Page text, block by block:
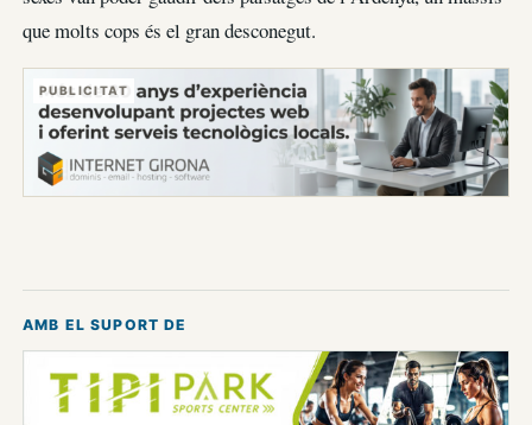
que molts cops és el gran desconegut.
PUBLICITAT
AMB EL SUPORT DE